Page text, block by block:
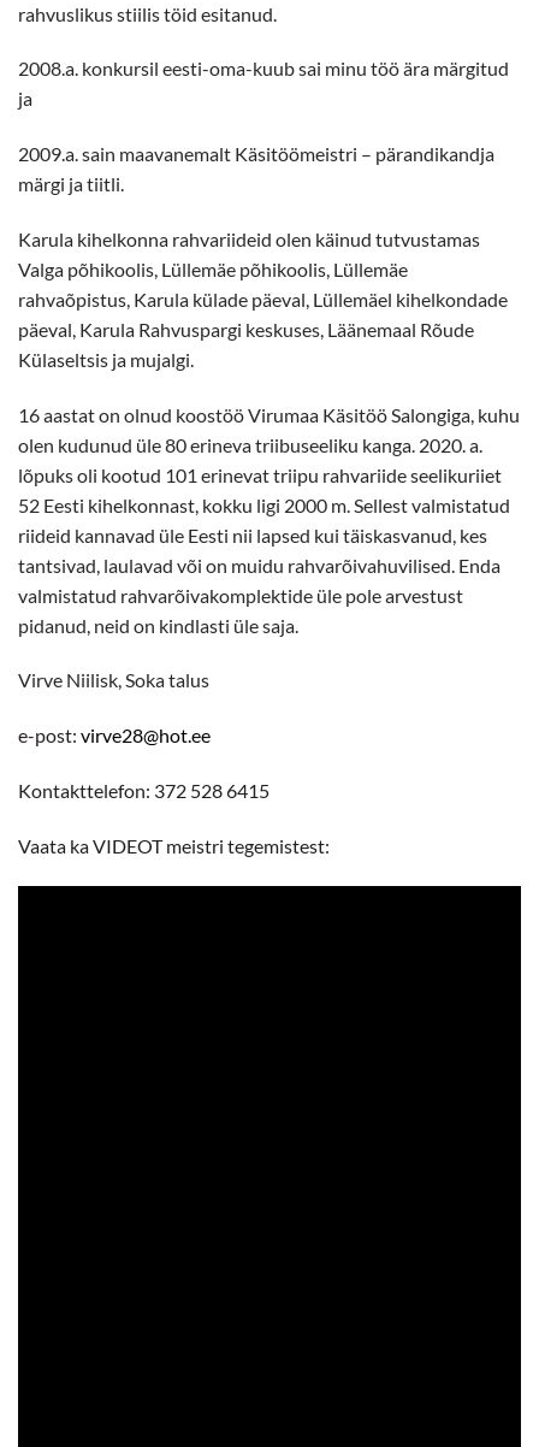
rahvuslikus stiilis töid esitanud.
2008.a. konkursil eesti-oma-kuub sai minu töö ära märgitud
ja
2009.a. sain maavanemalt Käsitöömeistri – pärandikandja
märgi ja tiitli.
Karula kihelkonna rahvariideid olen käinud tutvustamas
Valga põhikoolis, Lüllemäe põhikoolis, Lüllemäe
rahvaõpistus, Karula külade päeval, Lüllemäel kihelkondade
päeval, Karula Rahvuspargi keskuses, Läänemaal Rõude
Külaseltsis ja mujalgi.
16 aastat on olnud koostöö Virumaa Käsitöö Salongiga, kuhu
olen kudunud üle 80 erineva triibuseeliku kanga. 2020. a.
lõpuks oli kootud 101 erinevat triipu rahvariide seelikuriiet
52 Eesti kihelkonnast, kokku ligi 2000 m. Sellest valmistatud
riideid kannavad üle Eesti nii lapsed kui täiskasvanud, kes
tantsivad, laulavad või on muidu rahvarõivahuvilised. Enda
valmistatud rahvarõivakomplektide üle pole arvestust
pidanud, neid on kindlasti üle saja.
Virve Niilisk, Soka talus
e-post: virve28@hot.ee
Kontakttelefon: 372 528 6415
Vaata ka VIDEOT meistri tegemistest: